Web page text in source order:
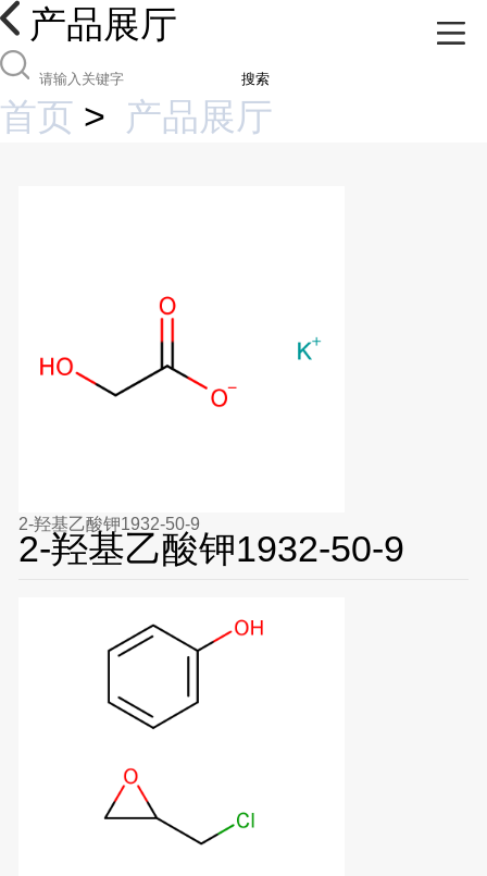
产品展厅
搜索
首页 > 产品展厅
2-羟基乙酸钾1932-50-9
2-羟基乙酸钾1932-50-9